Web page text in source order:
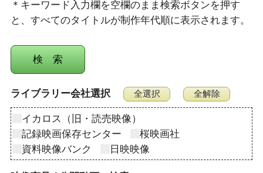
＊キーワード入力欄を空欄のまま検索ボタンを押す
と、すべてのタイトルが制作年代順に表示されます。
ライブラリー会社選択
イカロス（旧・読売映像）
記録映画保存センター
桜映画社
資料映像バンク
日映映像